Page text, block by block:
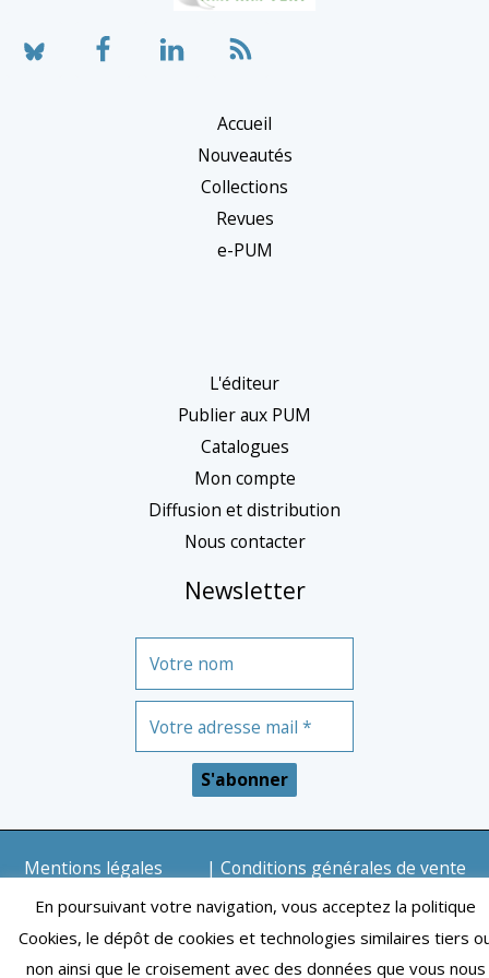
n
Accueil
Nouveautés
Collections
Revues
e-PUM
L'éditeur
Publier aux PUM
Catalogues
Mon compte
Diffusion et distribution
Nous contacter
Newsletter
Mentions légales
| Conditions générales de vente
| Copyright © 2024 – Toulouse | Tous droits réservés
En poursuivant votre navigation, vous acceptez la politique
Cookies, le dépôt de cookies et technologies similaires tiers
non ainsi que le croisement avec des données que vous nous